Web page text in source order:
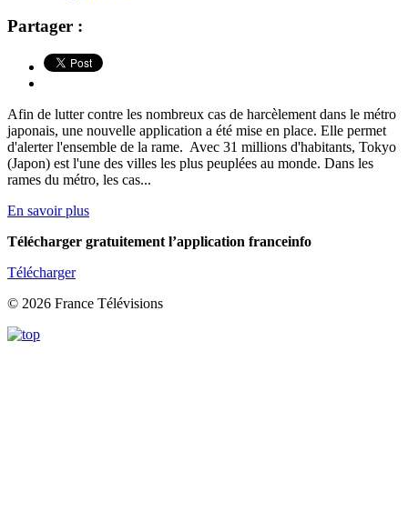
Partager :
Afin de lutter contre les nombreux cas de harcèlement dans le métro
japonais, une nouvelle application a été mise en place. Elle permet
d'alerter l'ensemble de la rame. Avec 31 millions d'habitants, Tokyo
(Japon) est l'une des villes les plus peuplées au monde. Dans les
rames du métro, les cas...
En savoir plus
Télécharger gratuitement l’application franceinfo
Télécharger
© 2026 France Télévisions